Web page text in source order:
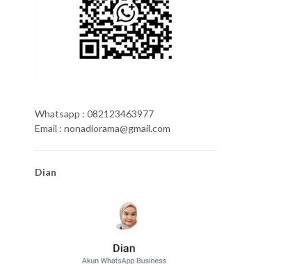
Whatsapp : 082123463977
Email : nonadiorama@gmail.com
Dian